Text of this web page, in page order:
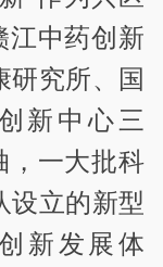
江中药创新
研究所、国
新中心三
，一大批科
设立的新型
新发展体